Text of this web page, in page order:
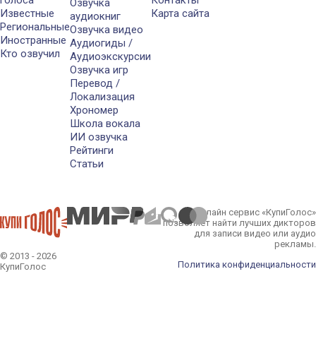
Известные
Региональные
Иностранные
Кто озвучил
Озвучка
аудиокниг
Озвучка видео
Аудиогиды /
Аудиоэкскурсии
Озвучка игр
Перевод /
Локализация
Хрономер
Школа вокала
ИИ озвучка
Рейтинги
Статьи
Карта сайта
© 2013 - 2026
КупиГолос
Онлайн сервис «КупиГолос»
позволяет найти лучших дикторов
для записи видео или аудио
рекламы.
Политика конфиденциальности